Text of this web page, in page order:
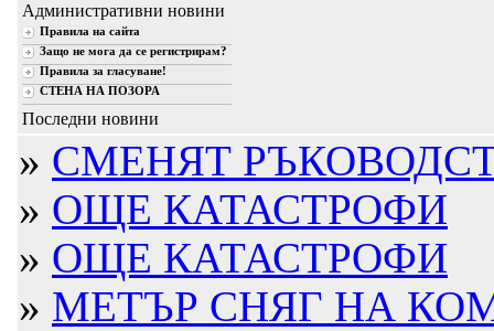
Административни новини
Правила на сайта
Защо не мога да се регистрирам?
Правила за гласуване!
СТЕНА НА ПОЗОРА
Последни новини
» СМЕНЯТ
» ОЩЕ КАТАСТРОФИ
» ОЩЕ КАТАСТРОФИ
» МЕТЪР СНЯГ НА